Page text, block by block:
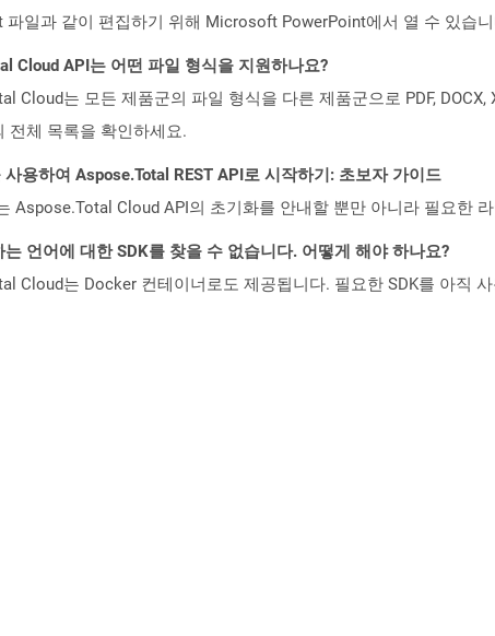
파일과 같이 편집하기 위해 Microsoft PowerPoint에서 열 수 있습
Cloud API는 어떤 파일 형식을 지원하나요?
Cloud는 모든 제품군의 파일 형식을 다른 제품군으로 PDF, DOCX,
전체 목록을 확인하세요.
사용하여 Aspose.Total REST API로 시작하기: 초보자 가이드
Aspose.Total Cloud API의 초기화를 안내할 뿐만 아니라 필요한
는 언어에 대한 SDK를 찾을 수 없습니다. 어떻게 해야 하나요?
Cloud는 Docker 컨테이너로도 제공됩니다. 필요한 SDK를 아직